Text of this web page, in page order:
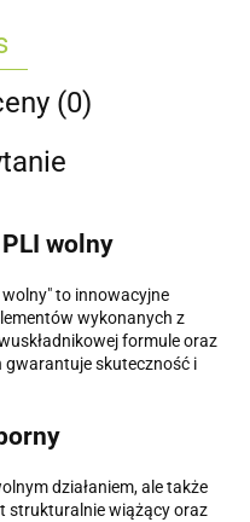
(0)
wolny
to innowacyjne
wykonanych z
formule oraz
gwarantuje skuteczność i
działaniem, ale także
strukturalnie wiążący oraz